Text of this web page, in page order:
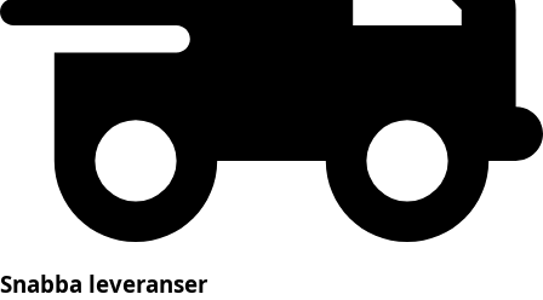
Snabba leveranser